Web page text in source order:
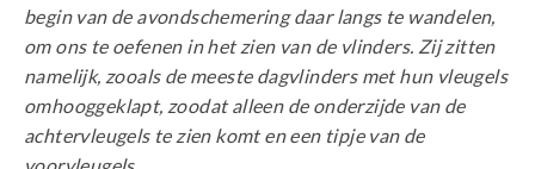
begin van de avondschemering daar langs te wandelen,
om ons te oefenen in het zien van de vlinders. Zij zitten
namelijk, zooals de meeste dagvlinders met hun vleugels
omhooggeklapt, zoodat alleen de onderzijde van de
achtervleugels te zien komt en een tipje van de